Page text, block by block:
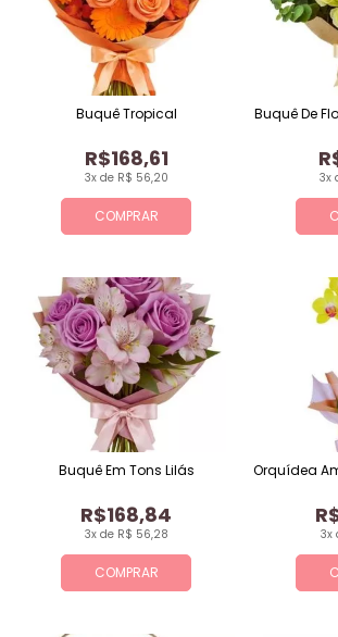
COMPRAR
3x de R$ 56,20
R$168,61
Buquê Tropical
3x
Buquê De
COMPRAR
3x de R$ 56,28
R$168,84
Buquê Em Tons Lilás
3x
Orquídea